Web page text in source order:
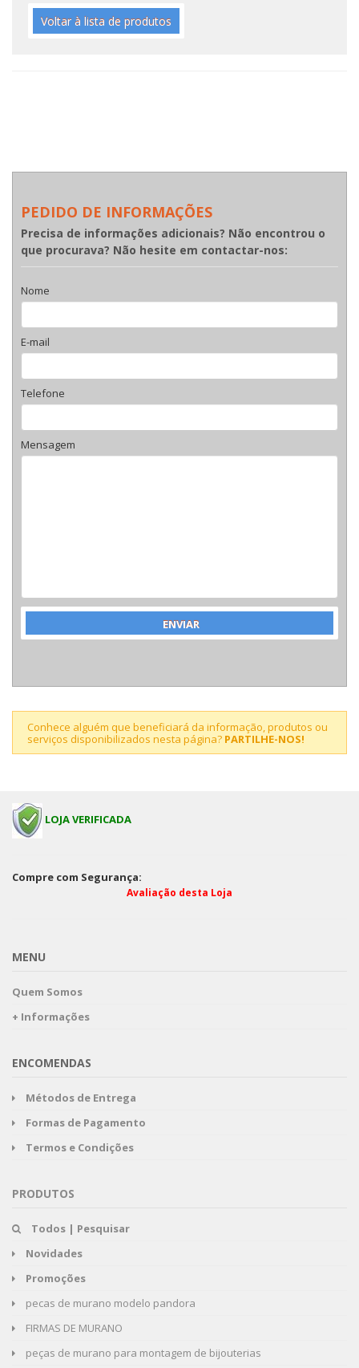
Voltar à lista de produtos
PEDIDO DE INFORMAÇÕES
Precisa de informações adicionais? Não encontrou o
que procurava? Não hesite em contactar-nos:
Nome
E-mail
Telefone
Mensagem
Conhece alguém que beneficiará da informação, produtos ou
serviços disponibilizados nesta página? PARTILHE-NOS!
LOJA VERIFICADA
Compre com Segurança:
Avaliação desta Loja
MENU
Quem Somos
+ Informações
ENCOMENDAS
Métodos de Entrega
Formas de Pagamento
Termos e Condições
PRODUTOS
Todos | Pesquisar
Novidades
Promoções
pecas de murano modelo pandora
FIRMAS DE MURANO
peças de murano para montagem de bijouterias